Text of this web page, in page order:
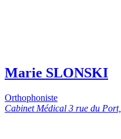
Marie SLONSKI
Orthophoniste
Cabinet Médical 3 rue du